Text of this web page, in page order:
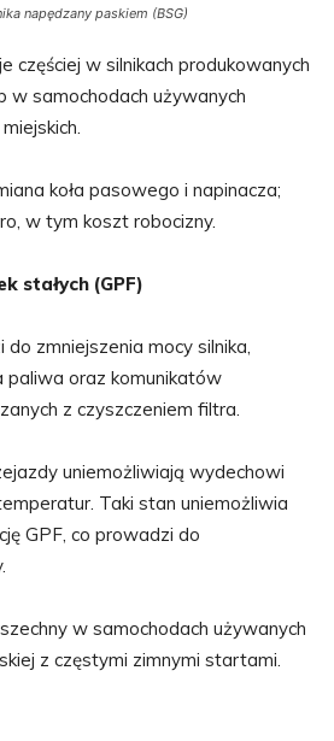
napędzany paskiem (BSG)
częściej w silnikach produkowanych
w samochodach używanych
koła pasowego i napinacza;
w tym koszt robocizny.
stałych (GPF)
zmniejszenia mocy silnika,
paliwa oraz komunikatów
z czyszczeniem filtra.
uniemożliwiają wydechowi
Taki stan uniemożliwia
GPF, co prowadzi do
w samochodach używanych
z częstymi zimnymi startami.